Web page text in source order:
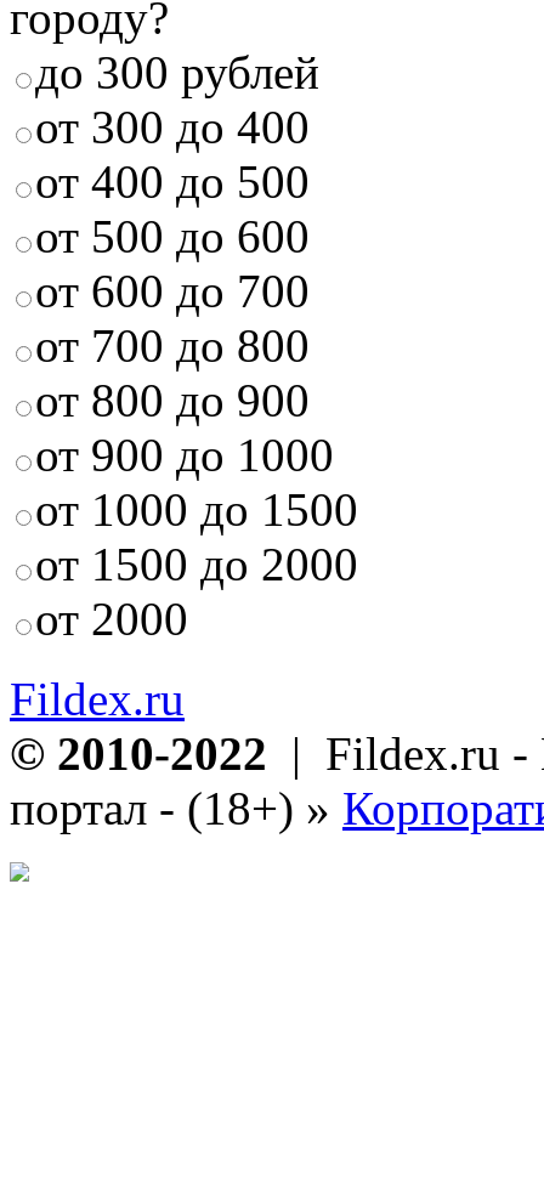
городу?
до 300 рублей
от 300 до 400
от 400 до 500
от 500 до 600
от 600 до 700
от 700 до 800
от 800 до 900
от 900 до 1000
от 1000 до 1500
от 1500 до 2000
от 2000
Fildex.ru
© 2010-2022 | Fildex.ru -
портал - (18+) »